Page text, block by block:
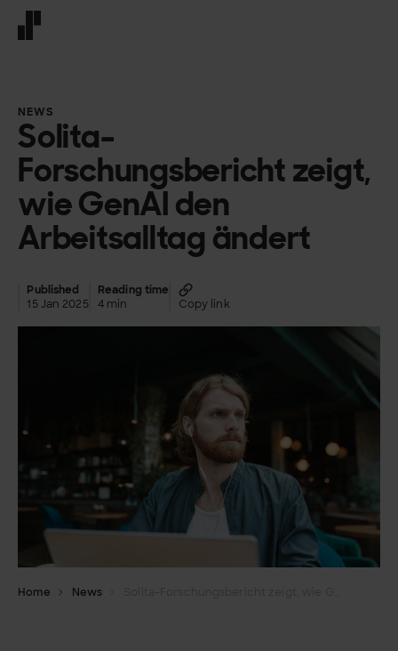
NEWS
Solita-
Forschungsbericht zeigt,
wie GenAI den
Arbeitsalltag ändert
Published
15 Jan 2025
Reading time
4 min
Copy link
Home News